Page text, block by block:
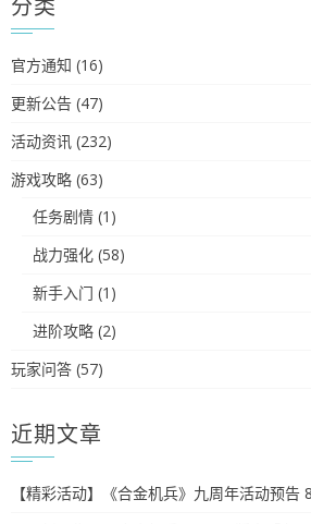
分类
官方通知 (16)
更新公告 (47)
活动资讯 (232)
游戏攻略 (63)
任务剧情 (1)
战力强化 (58)
新手入门 (1)
进阶攻略 (2)
玩家问答 (57)
近期文章
【精彩活动】《合金机兵》九周年活动预告